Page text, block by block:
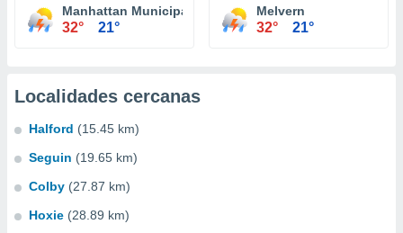
Manhattan Municipal Airport Manhattan
32° 21°
Melvern
32° 21°
Localidades cercanas
Halford (15.45 km)
Seguin (19.65 km)
Colby (27.87 km)
Hoxie (28.89 km)